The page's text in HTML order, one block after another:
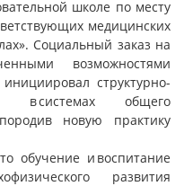
школе по месту
медицинских
Социальный заказ на
возможностями
структурно-
в системах общего
новую практику
обучение и воспитание
развития